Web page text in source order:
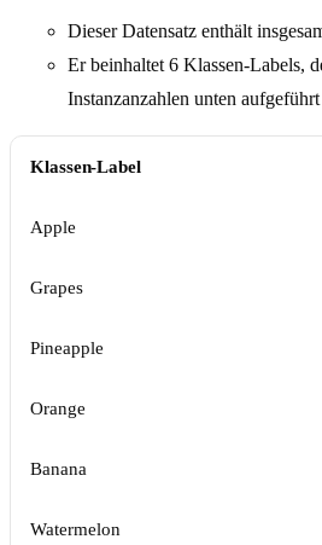
Dieser Datensatz enthält
Er beinhaltet 6 Klassen-Labels,
Instanzanzahlen unten
Klassen-Label
Apple
Grapes
Pineapple
Orange
Banana
Watermelon